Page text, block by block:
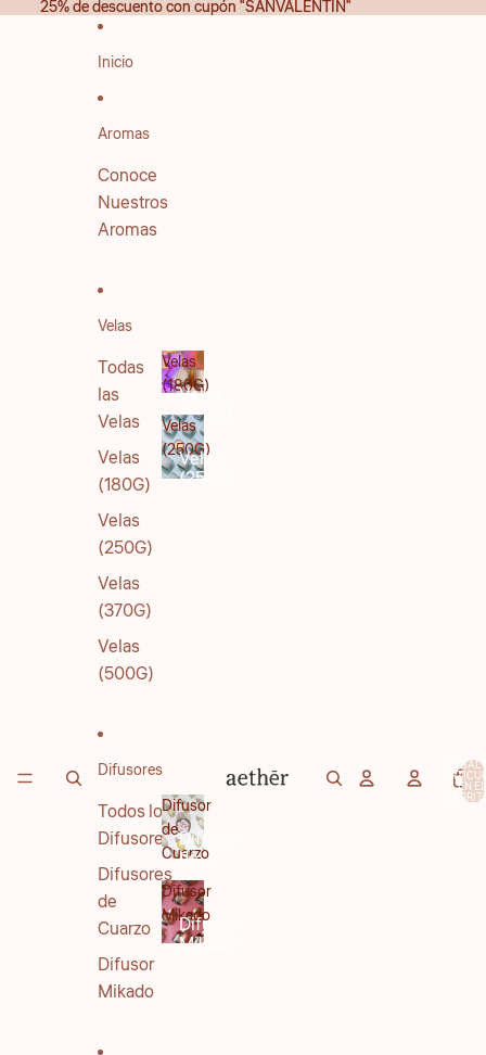
25% de descuento con cupón "SANVALENTIN"
25% de descuento con cupón "SANVALENTIN"
Inicio
Aromas
Conoce
Nuestros
Aromas
Velas
Todas
las
Velas
Velas
(180G)
Velas
(250G)
Velas
(370G)
Velas
(500G)
Velas
(180G)
Velas
(180G)
Velas
(250G)
Velas
(250G)
Difusores
Todos los
Difusores
Difusores
de
Cuarzo
Difusor
Mikado
Difusor
de
Cuarzo
Difusor
de
Cuarzo
Difusor
Mikado
Difusor
Mikado
TOTAL
EN EL